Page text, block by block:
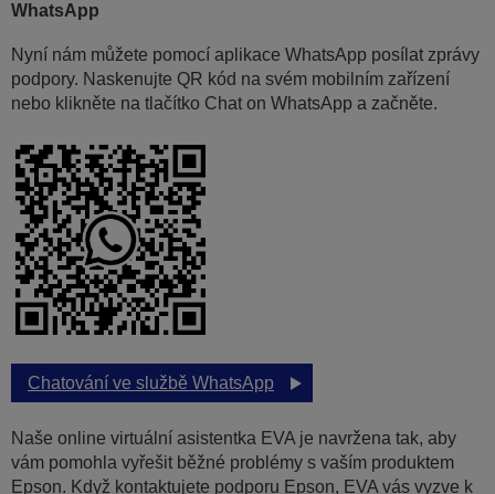
WhatsApp
Nyní nám můžete pomocí aplikace WhatsApp posílat zprávy
podpory. Naskenujte QR kód na svém mobilním zařízení
nebo klikněte na tlačítko Chat on WhatsApp a začněte.
Chatování ve službě WhatsApp
Naše online virtuální asistentka EVA je navržena tak, aby
vám pomohla vyřešit běžné problémy s vaším produktem
Epson. Když kontaktujete podporu Epson, EVA vás vyzve k